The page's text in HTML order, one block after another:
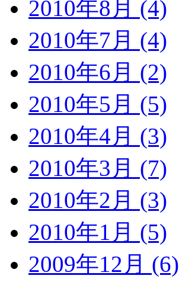
2010年8月 (4)
2010年7月 (4)
2010年6月 (2)
2010年5月 (5)
2010年4月 (3)
2010年3月 (7)
2010年2月 (3)
2010年1月 (5)
2009年12月 (6)